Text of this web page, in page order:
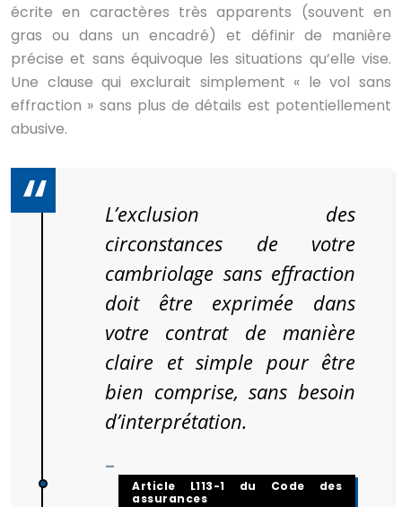
écrite en caractères très apparents (souvent en
gras ou dans un encadré) et définir de manière
précise et sans équivoque les situations qu’elle vise.
Une clause qui exclurait simplement « le vol sans
effraction » sans plus de détails est potentiellement
abusive.
L’exclusion des
circonstances de votre
cambriolage sans effraction
doit être exprimée dans
votre contrat de manière
claire et simple pour être
bien comprise, sans besoin
d’interprétation.
–
Article L113-1 du Code des
assurances